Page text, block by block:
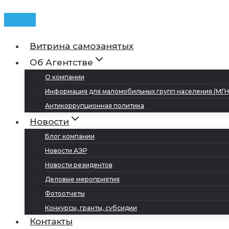
Витрина самозанятых
Об Агентстве
О компании
Информация для маломобильных групп населения
Антикоррупционная политика
Новости
Блог компании
Новости АЭР
Новости резидентов
Деловые мероприятия
Фотоотчеты
Конкурсы, гранты, субсидии
Контакты